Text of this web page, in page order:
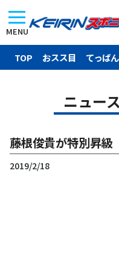
MENU
TOP おスス目 てっぱん
ニュー
藤根俊貴が特別昇級
2019/2/18